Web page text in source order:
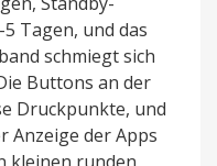
Tagen, und das
schmiegt sich
Buttons an der
Druckpunkte, und
Anzeige der Apps